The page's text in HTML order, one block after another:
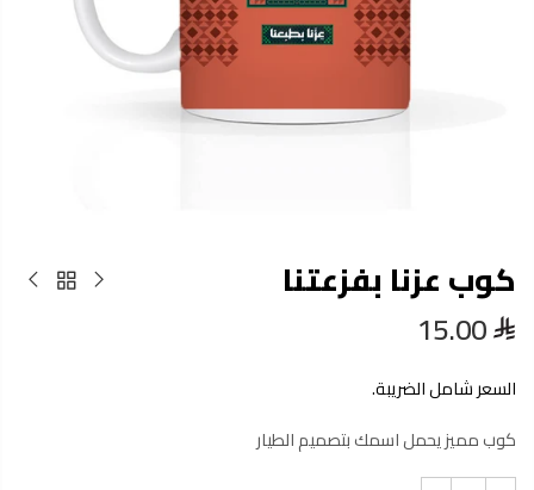
كوب عزنا بفزعتنا
15.00
السعر شامل الضريبة.
كوب مميز يحمل اسمك بتصميم الطيار